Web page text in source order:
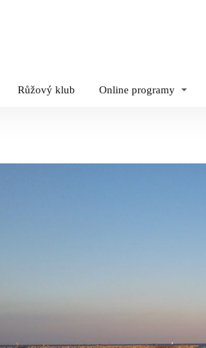
Růžový klub Online programy